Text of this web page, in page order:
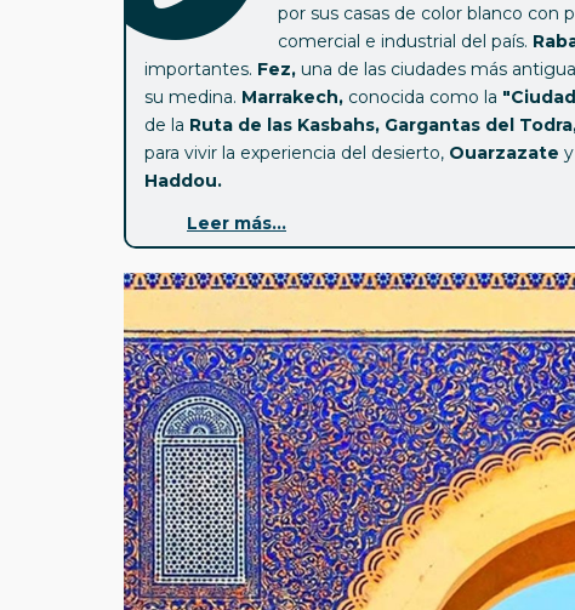
por sus casas de color blanco con
comercial e industrial del país.
importantes. Fez, una de las ciudades más
su medina. Marrakech, conocida como la
de la Ruta de las Kasbahs, Gargantas del
para vivir la experiencia del desierto, Ouarzazate
Haddou.
Puntos destacados de este programa:
- Rabat:Visita del Palacio Real (desde el exterior),
- Tánger:Visita panorámica.
- Chaouen:Visita panorámica.
- Fez:Visita de la ciudad con entrada a una
- Merzouga:noche en un campamento, con
Jaima con baño.
- Ouarzazate:Visita Kasbah de Taourirt.
- Ait Ben Haddou:Visita de la Kasbah.
- Marrakech:Visita Monumental de la ciudad :
de la Koutobia, Plaza de J’ma el F’na.
Leer más...